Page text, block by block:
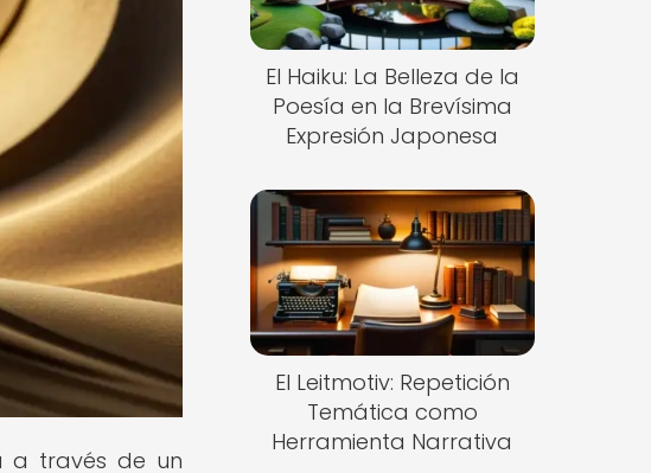
a través de un
El Haiku: La Belleza de la
Poesía en la Brevísima
Expresión Japonesa
El Leitmotiv: Repetición
Temática como
Herramienta Narrativa